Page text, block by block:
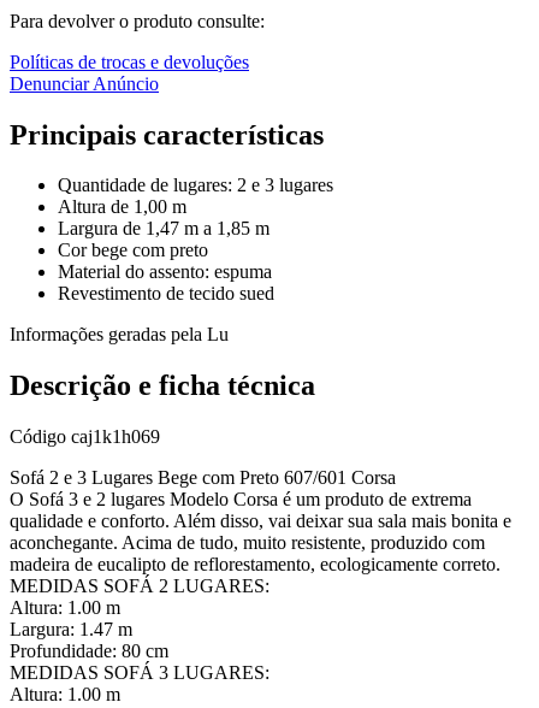
Para devolver o produto consulte:
Políticas de trocas e devoluções
Denunciar Anúncio
Principais características
Quantidade de lugares: 2 e 3 lugares
Altura de 1,00 m
Largura de 1,47 m a 1,85 m
Cor bege com preto
Material do assento: espuma
Revestimento de tecido sued
Informações geradas pela Lu
Descrição e ficha técnica
Código caj1k1h069
Sofá 2 e 3 Lugares Bege com Preto 607/601 Corsa
O Sofá 3 e 2 lugares Modelo Corsa é um produto de extrema
qualidade e conforto. Além disso, vai deixar sua sala mais bonita e
aconchegante. Acima de tudo, muito resistente, produzido com
madeira de eucalipto de reflorestamento, ecologicamente correto.
MEDIDAS SOFÁ 2 LUGARES:
Altura: 1.00 m
Largura: 1.47 m
Profundidade: 80 cm
MEDIDAS SOFÁ 3 LUGARES:
Altura: 1.00 m